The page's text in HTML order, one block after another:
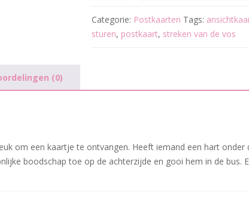
aantal
Categorie: Postkaarten Tags:
sturen, postkaart, streken van de vos
(0)
om een kaartje te ontvangen. Heeft iemand een hart
boodschap toe op de achterzijde en gooi hem in de bus.